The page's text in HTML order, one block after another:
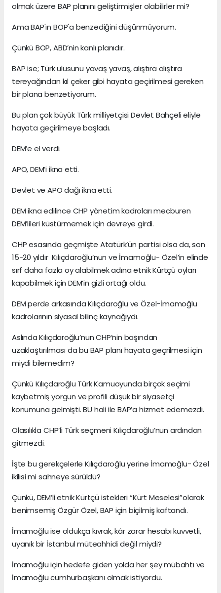
olmak üzere BAP planını geliştirmişler olabilirler mi?
Ama BAP'ın BOP'a benzediğini düşünmüyorum.
Çünkü BOP, ABD’nin kanlı planıdır.
BAP ise; Türk ulusunu yavaş yavaş, alıştıra alıştıra
tereyağından kıl çeker gibi hayata geçirilmesi gereken
bir plana benzetiyorum.
Bu plan çok büyük Türk milliyetçisi Devlet Bahçeli eliyle
hayata geçirilmeye başladı.
DEM’e el verdi.
APO, DEM’i ikna etti.
Devlet ve APO dağı ikna etti.
DEM ikna edilince CHP yönetim kadroları mecburen
DEM’lileri küstürmemek için devreye girdi.
CHP esasında geçmişte Atatürk’ün partisi olsa da, son
15-20 yıldır Kılıçdaroğlu’nun ve İmamoğlu- Özel’in elinde
sırf daha fazla oy alabilmek adına etnik Kürtçü oyları
kapabilmek için DEM’in gizli ortağı oldu.
DEM perde arkasında Kılıçdaroğlu ve Özel-İmamoğlu
kadrolarının siyasal bilinç kaynağıydı.
Aslında Kılıçdaroğlu’nun CHP’nin başından
uzaklaştırılması da bu BAP planı hayata geçrilmesi için
miydi bilemedim?
Çünkü Kılıçdaroğlu Türk Kamuoyunda birçok seçimi
kaybetmiş yorgun ve profili düşük bir siyasetçi
konumuna gelmişti. BU hali ile BAP’a hizmet edemezdi.
Olasılıkla CHP’li Türk seçmeni Kılıçdaroğlu’nun ardından
gitmezdi.
İşte bu gerekçelerle Kılıçdaroğlu yerine İmamoğlu- Özel
ikilisi mi sahneye sürüldü?
Çünkü, DEM’li etnik Kürtçü istekleri “Kürt Meselesi”olarak
benimsemiş Özgür Özel, BAP için biçilmiş kaftandı.
İmamoğlu ise oldukça kıvrak, kâr zarar hesabı kuvvetli,
uyanık bir İstanbul müteahhidi değil miydi?
İmamoğlu için hedefe giden yolda her şey mübahtı ve
İmamoğlu cumhurbaşkanı olmak istiyordu.